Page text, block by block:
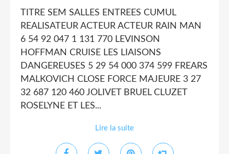
TITRE SEM SALLES ENTREES CUMUL
REALISATEUR ACTEUR ACTEUR RAIN MAN
6 54 92 047 1 131 770 LEVINSON
HOFFMAN CRUISE LES LIAISONS
DANGEREUSES 5 29 54 000 374 599 FREARS
MALKOVICH CLOSE FORCE MAJEURE 3 27
32 687 120 460 JOLIVET BRUEL CLUZET
ROSELYNE ET LES...
Lire la suite